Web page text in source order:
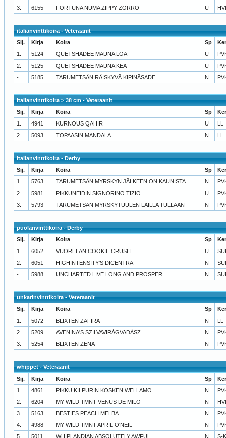
3.
6155 FORTUNA NUMA ZIPPY ZORRO U
italianvinttikoira - Veteraanit
Sij.
Kirja Koira Sp
1.
5124 QUETSHADEE MAUNA LOA U
2.
5125 QUETSHADEE MAUNA KEA U
-.
5185 TARUMETSÄN RÄISKYVÄ KIPINÄSADE N
italianvinttikoira > 38 cm - Veteraanit
Sij.
Kirja Koira Sp
1.
4941 KURNOUS QAHIR U
LL
2.
5093 TOPAASIN MANDALA N LL
italianvinttikoira - Derby
Sij.
Kirja Koira Sp
1.
5763 TARUMETSÄN MYRSKYN JÄLKEEN ON KAUNISTA N
2.
5981 PIKKUNEIDIN SIGNORINO TIZIO U
3.
5793 TARUMETSÄN MYRSKYTUULEN LAILLA TULLAAN N
puolanvinttikoira - Derby
Sij.
Kirja Koira Sp
1.
6052 VUORELAN COOKIE CRUSH U
2.
6051 HIGHINTENSITY'S DICENTRA N
-.
5988 UNCHARTED LIVE LONG AND PROSPER N
unkarinvinttikoira - Veteraanit
Sij.
Kirja Koira Sp
1.
5072 BLIXTEN ZAFIRA N
LL
2.
5209 AVENINA'S SZILVAVIRÁGVADÁSZ N
3.
5254 BLIXTEN ZENA N
whippet - Veteraanit
Sij.
Kirja Koira Sp
1.
4861 PIKKU KILPURIN KOSKEN WELLAMO N
2.
6204 MY WILD TMNT VENUS DE MILO N
3.
5163 BESTIES PEACH MELBA N
4.
4988 MY WILD TMNT APRIL O'NEIL N
5.
5011 WHIPLANDIAN ABSOLUTELY AWFUL N S-